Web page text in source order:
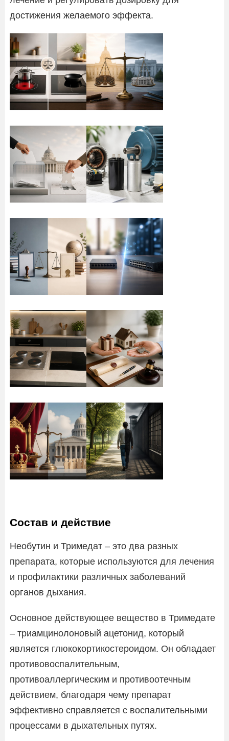
достижения желаемого эффекта.
Состав и действие
Необутин и Тримедат – это два разных
препарата, которые используются для лечения
и профилактики различных заболеваний
органов дыхания.
Основное действующее вещество в Тримедате
– триамцинолоновый ацетонид, который
является глюкокортикостероидом. Он обладает
противовоспалительным,
противоаллергическим и противоотечным
действием, благодаря чему препарат
эффективно справляется с воспалительными
процессами в дыхательных путях.